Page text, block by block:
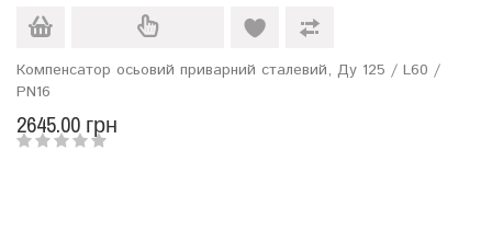
Компенсатор осьовий приварний сталевий, Ду 125 / L60 /
PN16
2645.00 грн